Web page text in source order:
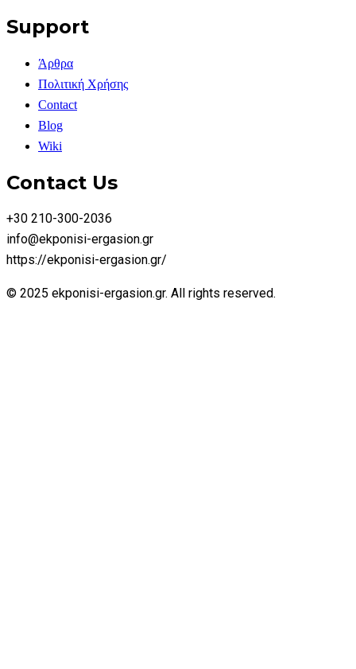
Support
Άρθρα
Πολιτική Χρήσης
Contact
Blog
Wiki
Contact Us
+30 210-300-2036
info@ekponisi-ergasion.gr
https://ekponisi-ergasion.gr/
© 2025 ekponisi-ergasion.gr. All rights reserved.